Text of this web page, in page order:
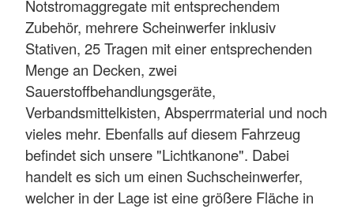
Notstromaggregate mit entsprechendem
Zubehör, mehrere Scheinwerfer inklusiv
Stativen, 25 Tragen mit einer entsprechenden
Menge an Decken, zwei
Sauerstoffbehandlungsgeräte,
Verbandsmittelkisten, Absperrmaterial und noch
vieles mehr. Ebenfalls auf diesem Fahrzeug
befindet sich unsere "Lichtkanone". Dabei
handelt es sich um einen Suchscheinwerfer,
welcher in der Lage ist eine größere Fläche in